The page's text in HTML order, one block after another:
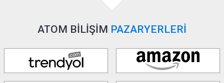
ATOM BİLİŞİM PAZARYERLERİ